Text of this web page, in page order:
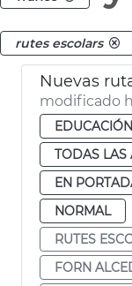
rutes escolars
Nuevas
modificado
TODAS LAS
EN
NORMAL
RUTES
FORN